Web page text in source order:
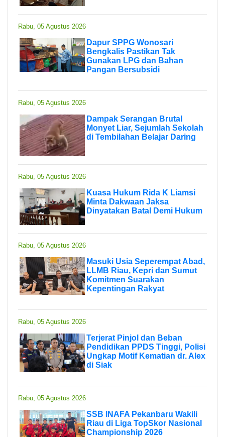
Rabu, 05 Agustus 2026
Dapur SPPG Wonosari
Bengkalis Pastikan Tak
Gunakan LPG dan Bahan
Pangan Bersubsidi
Rabu, 05 Agustus 2026
Dampak Serangan Brutal
Monyet Liar, Sejumlah Sekolah
di Tembilahan Belajar Daring
Rabu, 05 Agustus 2026
Kuasa Hukum Rida K Liamsi
Minta Dakwaan Jaksa
Dinyatakan Batal Demi Hukum
Rabu, 05 Agustus 2026
Masuki Usia Seperempat Abad,
LLMB Riau, Kepri dan Sumut
Komitmen Suarakan
Kepentingan Rakyat
Rabu, 05 Agustus 2026
Terjerat Pinjol dan Beban
Pendidikan PPDS Tinggi, Polisi
Ungkap Motif Kematian dr. Alex
di Siak
Rabu, 05 Agustus 2026
SSB INAFA Pekanbaru Wakili
Riau di Liga TopSkor Nasional
Championship 2026